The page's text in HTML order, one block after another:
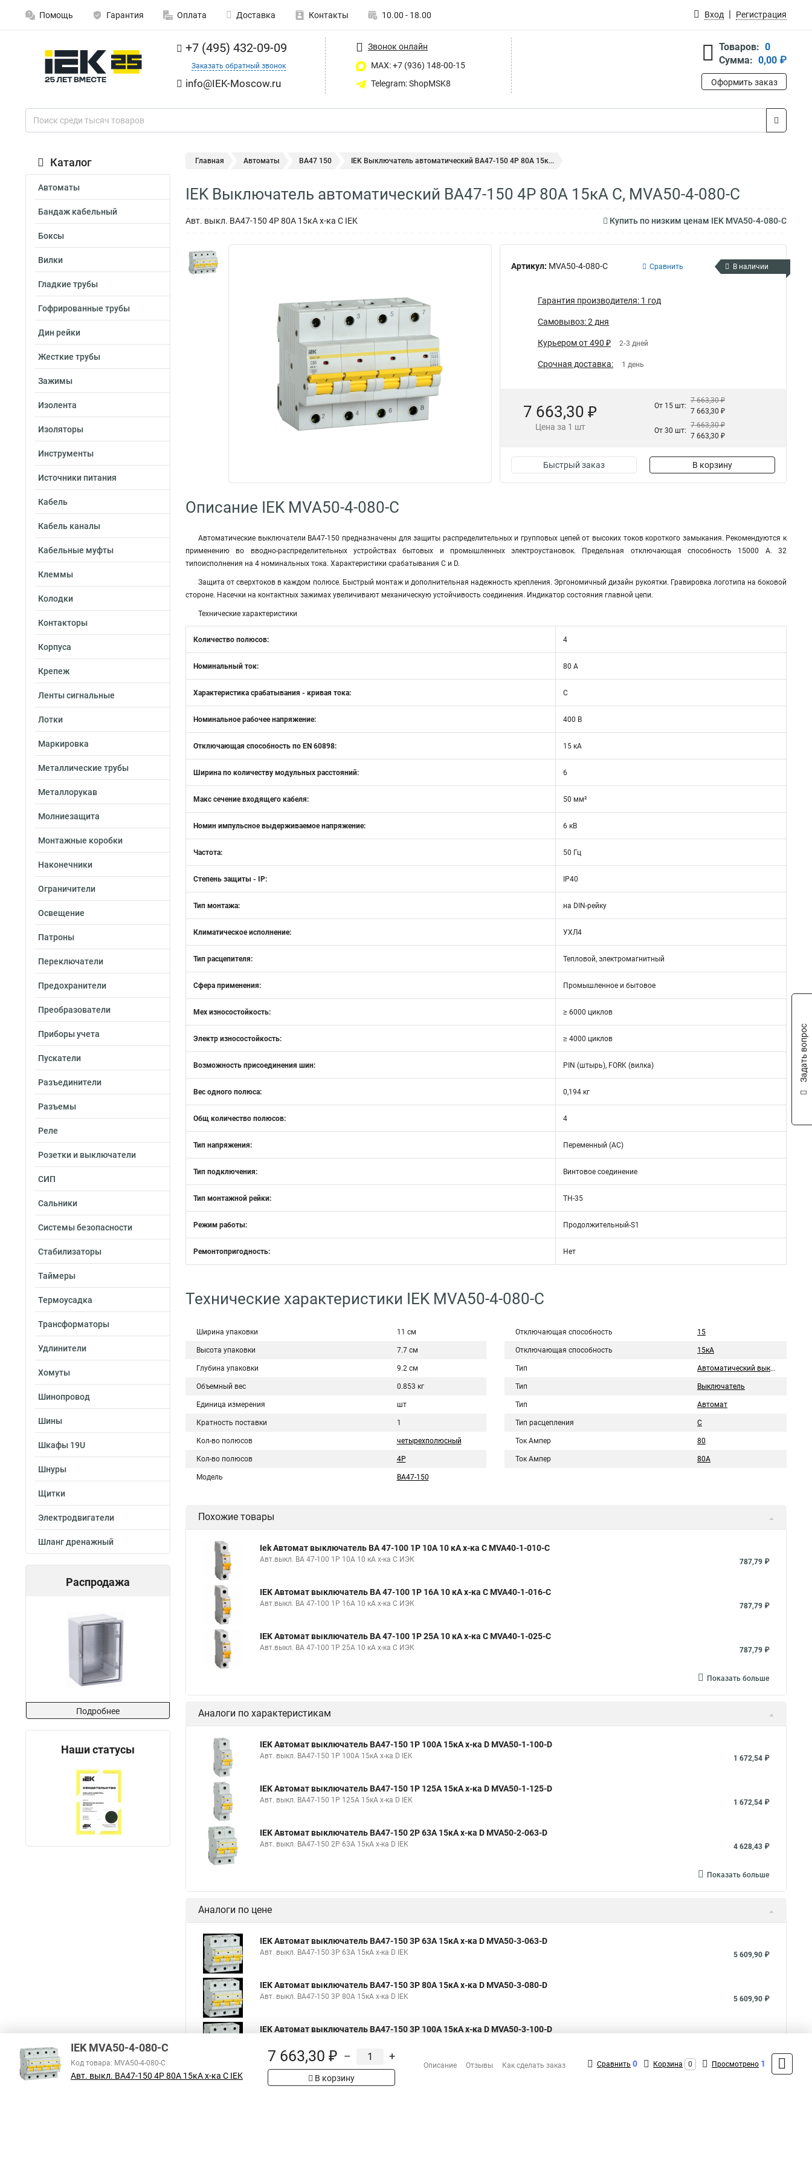
Помощь Гарантия Оплата Доставка Контакты 10.00 - 18.00 Вход Регистрация
+7 (495) 432-09-09
Заказать обратный звонок
info@IEK-Moscow.ru
Звонок онлайн
MAX: +7 (936) 148-00-15
Telegram: ShopMSK8
Товаров: 0
Сумма: 0,00 ₽
Оформить заказ
Каталог
Автоматы
Бандаж кабельный
Боксы
Вилки
Гладкие трубы
Гофрированные трубы
Дин рейки
Жесткие трубы
Зажимы
Изолента
Изоляторы
Инструменты
Источники питания
Кабель
Кабель каналы
Кабельные муфты
Клеммы
Колодки
Контакторы
Корпуса
Крепеж
Ленты сигнальные
Лотки
Маркировка
Металлические трубы
Металлорукав
Молниезащита
Монтажные коробки
Наконечники
Ограничители
Освещение
Патроны
Переключатели
Предохранители
Преобразователи
Приборы учета
Пускатели
Разъединители
Разъемы
Реле
Розетки и выключатели
СИП
Сальники
Системы безопасности
Стабилизаторы
Таймеры
Термоусадка
Трансформаторы
Удлинители
Хомуты
Шинопровод
Шины
Шкафы 19U
Шнуры
Щитки
Электродвигатели
Шланг дренажный
Распродажа
Подробнее
Наши статусы
Главная Автоматы ВА47 150 IEK Выключатель автоматический ВА47-150 4Р 80А 15к...
IEK Выключатель автоматический ВА47-150 4Р 80А 15кА C, MVA50-4-080-C
Авт. выкл. ВА47-150 4Р 80А 15кА х-ка C IEK Купить по низким ценам IEK MVA50-4-080-C
Артикул: MVA50-4-080-C Сравнить В наличии
Гарантия производителя: 1 год
Самовывоз: 2 дня
Курьером от 490 ₽ 2-3 дней
Срочная доставка: 1 день
7 663,30 ₽
Цена за 1 шт
От 15 шт:
7 663,30 ₽
7 663,30 ₽
От 30 шт:
7 663,30 ₽
7 663,30 ₽
Быстрый заказ В корзину
Описание IEK MVA50-4-080-C
Автоматические выключатели ВА47-150 предназначены для защиты распределительных и групповых цепей от высоких токов короткого замыкания. Рекомендуются к
применению во вводно-распределительных устройствах бытовых и промышленных электроустановок. Предельная отключающая способность 15000 А. 32
типоисполнения на 4 номинальных тока. Характеристики срабатывания С и D.
Защита от сверхтоков в каждом полюсе. Быстрый монтаж и дополнительная надежность крепления. Эргономичный дизайн рукоятки. Гравировка логотипа на боковой
стороне. Насечки на контактных зажимах увеличивают механическую устойчивость соединения. Индикатор состояния главной цепи.
Технические характеристики
Количество полюсов: 4
Номинальный ток: 80 А
Характеристика срабатывания - кривая тока: C
Номинальное рабочее напряжение: 400 В
Отключающая способность по EN 60898: 15 кА
Ширина по количеству модульных расстояний: 6
Макс сечение входящего кабеля: 50 мм²
Номин импульсное выдерживаемое напряжение: 6 кВ
Частота: 50 Гц
Степень защиты - IP: IP40
Тип монтажа: на DIN-рейку
Климатическое исполнение: УХЛ4
Тип расцепителя: Тепловой, электромагнитный
Сфера применения: Промышленное и бытовое
Мех износостойкость: ≥ 6000 циклов
Электр износостойкость: ≥ 4000 циклов
Возможность присоединения шин: PIN (штырь), FORK (вилка)
Вес одного полюса: 0,194 кг
Общ количество полюсов: 4
Тип напряжения: Переменный (AC)
Тип подключения: Винтовое соединение
Тип монтажной рейки: ТН-35
Режим работы: Продолжительный-S1
Ремонтопригодность: Нет
Технические характеристики IEK MVA50-4-080-C
Ширина упаковки 11 см
Высота упаковки 7.7 см
Глубина упаковки 9.2 см
Объемный вес 0.853 кг
Единица измерения шт
Кратность поставки 1
Кол-во полюсов четырехполюсный
Кол-во полюсов 4Р
Модель ВА47-150
Отключающая способность 15
Отключающая способность 15кА
Тип Автоматический выключатель
Тип Выключатель
Тип Автомат
Тип расцепления C
Ток Ампер 80
Ток Ампер 80А
Похожие товары
Iek Автомат выключатель ВА 47-100 1Р 10А 10 кА х-ка С MVA40-1-010-C
Авт.выкл. ВА 47-100 1Р 10А 10 кА х-ка С ИЭК 787,79 ₽
IEK Автомат выключатель ВА 47-100 1Р 16А 10 кА х-ка С MVA40-1-016-C
Авт.выкл. ВА 47-100 1Р 16А 10 кА х-ка С ИЭК 787,79 ₽
IEK Автомат выключатель ВА 47-100 1Р 25А 10 кА х-ка С MVA40-1-025-C
Авт.выкл. ВА 47-100 1Р 25А 10 кА х-ка С ИЭК 787,79 ₽
Показать больше
Аналоги по характеристикам
IEK Автомат выключатель ВА47-150 1Р 100А 15кА х-ка D MVA50-1-100-D
Авт. выкл. ВА47-150 1Р 100А 15кА х-ка D IEK 1 672,54 ₽
IEK Автомат выключатель ВА47-150 1Р 125А 15кА х-ка D MVA50-1-125-D
Авт. выкл. ВА47-150 1Р 125А 15кА х-ка D IEK 1 672,54 ₽
IEK Автомат выключатель ВА47-150 2Р 63А 15кА х-ка D MVA50-2-063-D
Авт. выкл. ВА47-150 2Р 63А 15кА х-ка D IEK 4 628,43 ₽
Показать больше
Аналоги по цене
IEK Автомат выключатель ВА47-150 3Р 63А 15кА х-ка D MVA50-3-063-D
Авт. выкл. ВА47-150 3Р 63А 15кА х-ка D IEK 5 609,90 ₽
IEK Автомат выключатель ВА47-150 3Р 80А 15кА х-ка D MVA50-3-080-D
Авт. выкл. ВА47-150 3Р 80А 15кА х-ка D IEK 5 609,90 ₽
IEK Автомат выключатель ВА47-150 3Р 100А 15кА х-ка D MVA50-3-100-D
IEK MVA50-4-080-C
Код товара: MVA50-4-080-C
Авт. выкл. ВА47-150 4Р 80А 15кА х-ка C IEK
7 663,30 ₽ – +
В корзину
Описание Отзывы Как сделать заказ Сравнить 0 Корзина 0 Просмотрено 1
Задать вопрос